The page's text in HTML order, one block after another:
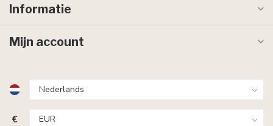
Informatie
Mijn account
€